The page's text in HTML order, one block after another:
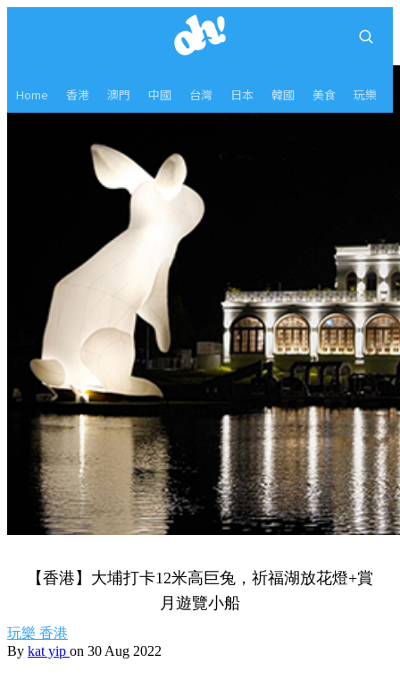
Home 香港 澳門 中國 台灣 日本 韓國 美食 玩樂
【香港】大埔打卡12米高巨兔，祈福湖放花燈+賞
月遊覽小船
玩樂 香港
By kat yip on 30 Aug 2022